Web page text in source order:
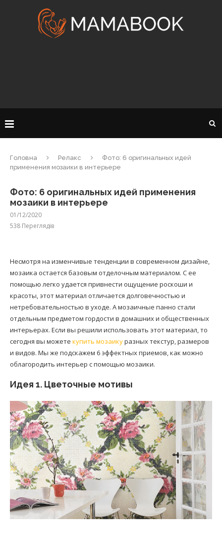
Головна Релакс
Фото: 6 оригинальных идей
применения мозаики в интерьере
Фото: 6 оригинальных идей применения
мозаики в интерьере
01/12/2020
538 Переглядів
Несмотря на изменчивые тенденции в современном дизайне,
мозаика остается базовым отделочным материалом. С ее
помощью легко удается привнести ощущение роскоши и
красоты, этот материал отличается долговечностью и
нетребовательностью в уходе. А мозаичные панно стали
отдельным предметом гордости в домашних и общественных
интерьерах. Если вы решили использовать этот материал, то
сегодня вы можете купить мозаикуразных текстур, размеров
и видов. Мы же подскажем 6 эффектных приемов, как можно
облагородить интерьер с помощью мозаики.
Идея 1. Цветочные мотивы